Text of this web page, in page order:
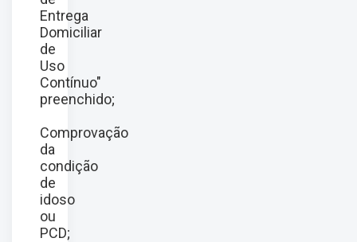
Entrega
Domiciliar
de
Uso
Contínuo"
preenchido;
Comprovação
da
condição
de
idoso
ou
PCD;